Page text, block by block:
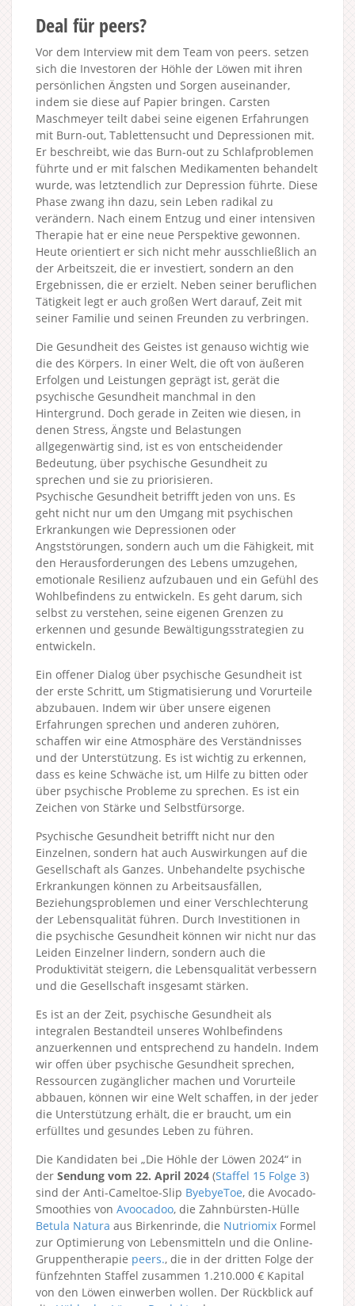
Deal für peers?
Vor dem Interview mit dem Team von peers. setzen
sich die Investoren der Höhle der Löwen mit ihren
persönlichen Ängsten und Sorgen auseinander,
indem sie diese auf Papier bringen. Carsten
Maschmeyer teilt dabei seine eigenen Erfahrungen
mit Burn-out, Tablettensucht und Depressionen mit.
Er beschreibt, wie das Burn-out zu Schlafproblemen
führte und er mit falschen Medikamenten behandelt
wurde, was letztendlich zur Depression führte. Diese
Phase zwang ihn dazu, sein Leben radikal zu
verändern. Nach einem Entzug und einer intensiven
Therapie hat er eine neue Perspektive gewonnen.
Heute orientiert er sich nicht mehr ausschließlich an
der Arbeitszeit, die er investiert, sondern an den
Ergebnissen, die er erzielt. Neben seiner beruflichen
Tätigkeit legt er auch großen Wert darauf, Zeit mit
seiner Familie und seinen Freunden zu verbringen.
Die Gesundheit des Geistes ist genauso wichtig wie
die des Körpers. In einer Welt, die oft von äußeren
Erfolgen und Leistungen geprägt ist, gerät die
psychische Gesundheit manchmal in den
Hintergrund. Doch gerade in Zeiten wie diesen, in
denen Stress, Ängste und Belastungen
allgegenwärtig sind, ist es von entscheidender
Bedeutung, über psychische Gesundheit zu
sprechen und sie zu priorisieren.
Psychische Gesundheit betrifft jeden von uns. Es
geht nicht nur um den Umgang mit psychischen
Erkrankungen wie Depressionen oder
Angststörungen, sondern auch um die Fähigkeit, mit
den Herausforderungen des Lebens umzugehen,
emotionale Resilienz aufzubauen und ein Gefühl des
Wohlbefindens zu entwickeln. Es geht darum, sich
selbst zu verstehen, seine eigenen Grenzen zu
erkennen und gesunde Bewältigungsstrategien zu
entwickeln.
Ein offener Dialog über psychische Gesundheit ist
der erste Schritt, um Stigmatisierung und Vorurteile
abzubauen. Indem wir über unsere eigenen
Erfahrungen sprechen und anderen zuhören,
schaffen wir eine Atmosphäre des Verständnisses
und der Unterstützung. Es ist wichtig zu erkennen,
dass es keine Schwäche ist, um Hilfe zu bitten oder
über psychische Probleme zu sprechen. Es ist ein
Zeichen von Stärke und Selbstfürsorge.
Psychische Gesundheit betrifft nicht nur den
Einzelnen, sondern hat auch Auswirkungen auf die
Gesellschaft als Ganzes. Unbehandelte psychische
Erkrankungen können zu Arbeitsausfällen,
Beziehungsproblemen und einer Verschlechterung
der Lebensqualität führen. Durch Investitionen in
die psychische Gesundheit können wir nicht nur das
Leiden Einzelner lindern, sondern auch die
Produktivität steigern, die Lebensqualität verbessern
und die Gesellschaft insgesamt stärken.
Es ist an der Zeit, psychische Gesundheit als
integralen Bestandteil unseres Wohlbefindens
anzuerkennen und entsprechend zu handeln. Indem
wir offen über psychische Gesundheit sprechen,
Ressourcen zugänglicher machen und Vorurteile
abbauen, können wir eine Welt schaffen, in der jeder
die Unterstützung erhält, die er braucht, um ein
erfülltes und gesundes Leben zu führen.
Die Kandidaten bei „Die Höhle der Löwen 2024“ in
der Sendung vom 22. April 2024 (Staffel 15 Folge 3)
sind der Anti-Cameltoe-Slip ByebyeToe, die Avocado-
Smoothies von Avoocadoo, die Zahnbürsten-Hülle
Betula Natura aus Birkenrinde, die Nutriomix Formel
zur Optimierung von Lebensmitteln und die Online-
Gruppentherapie peers., die in der dritten Folge der
fünfzehnten Staffel zusammen 1.210.000 € Kapital
von den Löwen einwerben wollen. Der Rückblick auf